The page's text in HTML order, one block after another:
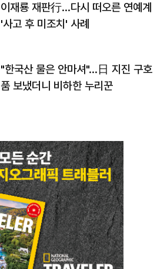
이재룡 재판行…다시 떠오른 연예계
'사고 후 미조치' 사례
"한국산 물은 안마셔"…日 지진 구호
품 보냈더니 비하한 누리꾼